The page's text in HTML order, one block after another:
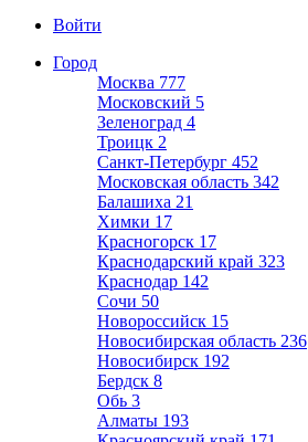
Войти
Город
Москва 777
Московский 5
Зеленоград 4
Троицк 2
Санкт-Петербург 452
Московская область 342
Балашиха 21
Химки 17
Красногорск 17
Краснодарский край 323
Краснодар 142
Сочи 50
Новороссийск 15
Новосибирская область 236
Новосибирск 192
Бердск 8
Обь 3
Алматы 193